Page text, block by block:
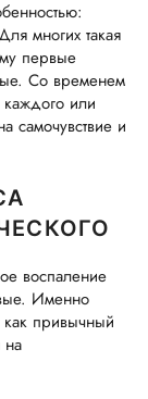
многих такая
первые
Со временем
каждого или
самочувствие и
воспаление
Именно
как привычный
на